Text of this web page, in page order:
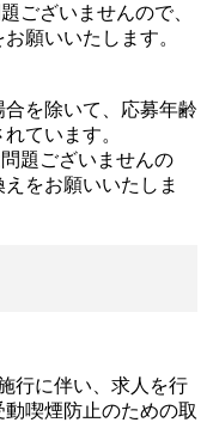
ございませんので、
願いいたします。
を除いて、応募年齢
ています。
題ございませんの
をお願いいたしま
行に伴い、求人を行
喫煙防止のための取